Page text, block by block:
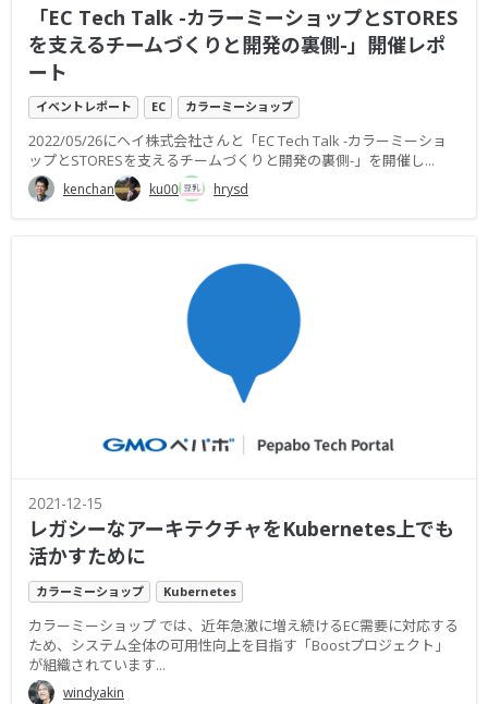
「EC Tech Talk -カラーミーショップとSTORES
を支えるチームづくりと開発の裏側-」開催レポ
ート
イベントレポート EC カラーミーショップ
2022/05/26にヘイ株式会社さんと「EC Tech Talk -カラーミーショ
ップとSTORESを支えるチームづくりと開発の裏側-」を開催し...
kenchan ku00 hrysd
2021-12-15
レガシーなアーキテクチャをKubernetes上でも
活かすために
カラーミーショップ Kubernetes
カラーミーショップ では、近年急激に増え続けるEC需要に対応する
ため、システム全体の可用性向上を目指す「Boostプロジェクト」
が組織されています...
windyakin